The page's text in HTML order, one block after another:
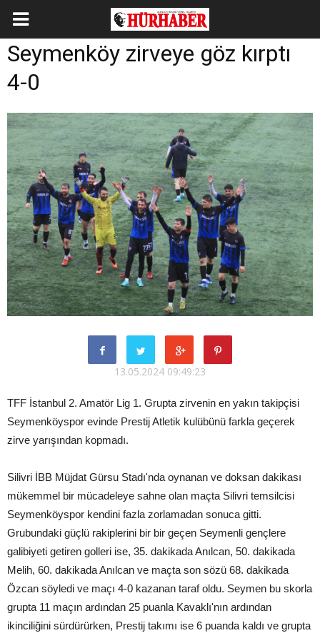
Seymenköy zirveye göz kırptı
4-0
13.05.2024 09:49:23
TFF İstanbul 2. Amatör Lig 1. Grupta zirvenin en yakın takipçisi
Seymenköyspor evinde Prestij Atletik kulübünü farkla geçerek
zirve yarışından kopmadı.
Silivri İBB Müjdat Gürsu Stadı'nda oynanan ve doksan dakikası
mükemmel bir mücadeleye sahne olan maçta Silivri temsilcisi
Seymenköyspor kendini fazla zorlamadan sonuca gitti.
Grubundaki güçlü rakiplerini bir bir geçen Seymenli gençlere
galibiyeti getiren golleri ise, 35. dakikada Anılcan, 50. dakikada
Melih, 60. dakikada Anılcan ve maçta son sözü 68. dakikada
Özcan söyledi ve maçı 4-0 kazanan taraf oldu. Seymen bu skorla
grupta 11 maçın ardından 25 puanla Kavaklı'nın ardından
ikinciliğini sürdürürken, Prestij takımı ise 6 puanda kaldı ve grupta